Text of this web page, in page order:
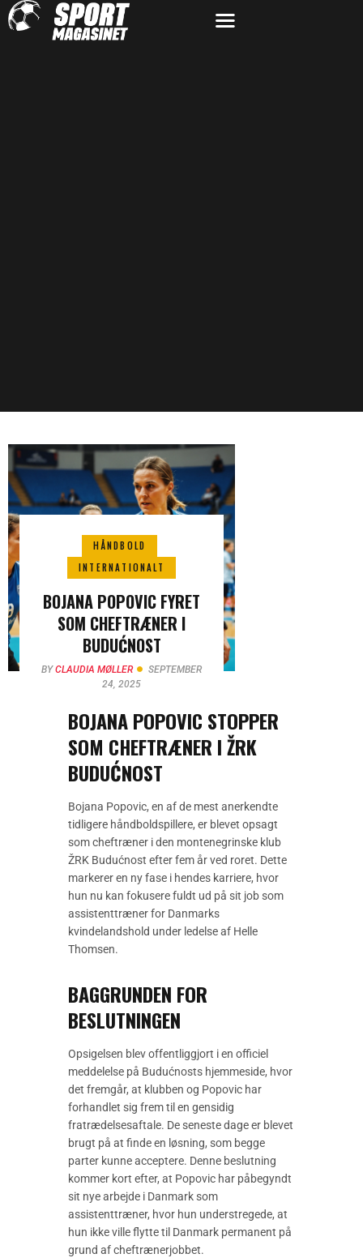
HÅNDBOLD
INTERNATIONALT
BOJANA POPOVIC FYRET
SOM CHEFTRÆNER I
BUDUĆNOST
BYCLAUDIA MØLLER
SEPTEMBER
24, 2025
BOJANA POPOVIC STOPPER
SOM CHEFTRÆNER I ŽRK
BUDUĆNOST
Bojana Popovic, en af de mest anerkendte
tidligere håndboldspillere, er blevet opsagt
som cheftræner i den montenegrinske klub
ŽRK Budućnost efter fem år ved roret. Dette
markerer en ny fase i hendes karriere, hvor
hun nu kan fokusere fuldt ud på sit job som
assistenttræner for Danmarks
kvindelandshold under ledelse af Helle
Thomsen.
BAGGRUNDEN FOR
BESLUTNINGEN
Opsigelsen blev offentliggjort i en officiel
meddelelse på Budućnosts hjemmeside, hvor
det fremgår, at klubben og Popovic har
forhandlet sig frem til en gensidig
fratrædelsesaftale. De seneste dage er blevet
brugt på at finde en løsning, som begge
parter kunne acceptere. Denne beslutning
kommer kort efter, at Popovic har påbegyndt
sit nye arbejde i Danmark som
assistenttræner, hvor hun understregede, at
hun ikke ville flytte til Danmark permanent på
grund af cheftrænerjobbet.